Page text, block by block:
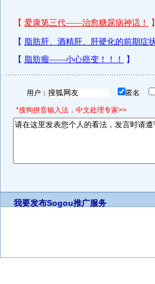
用户： 匿名
*搜狗拼音输入法，中文处理专家>>
我要发布Sogou推广服务